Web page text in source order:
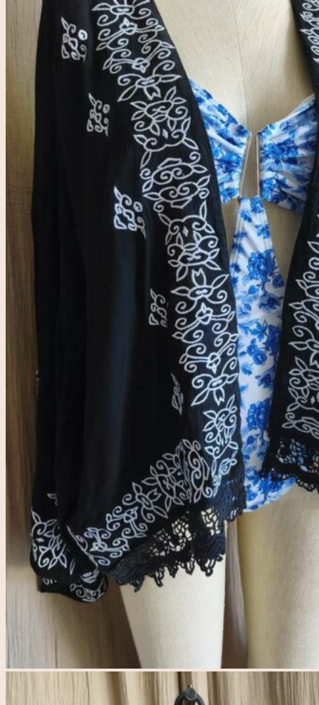
Accueil
Rose & Marie
Boutique friperie
Blog
LIVE
Se connecter
Votre panier est vide.
Votre panier est vide.